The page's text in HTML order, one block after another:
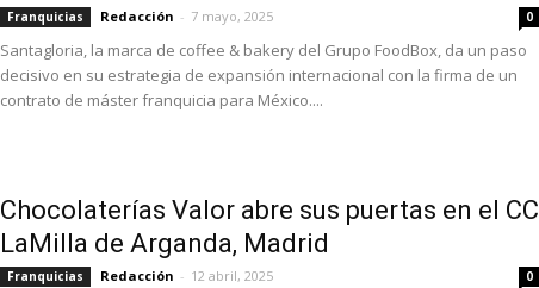
Franquicias Redacción - 7 mayo, 2025 0
Santagloria, la marca de coffee & bakery del Grupo FoodBox, da un paso
decisivo en su estrategia de expansión internacional con la firma de un
contrato de máster franquicia para México....
Chocolaterías Valor abre sus puertas en el CC
LaMilla de Arganda, Madrid
Franquicias Redacción - 12 abril, 2025 0